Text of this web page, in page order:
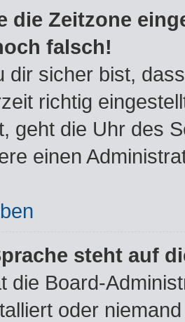
die Zeitzone
falsch!
dir sicher bist,
richtig
geht die Uhr des
einen
steht auf
die Board-
oder